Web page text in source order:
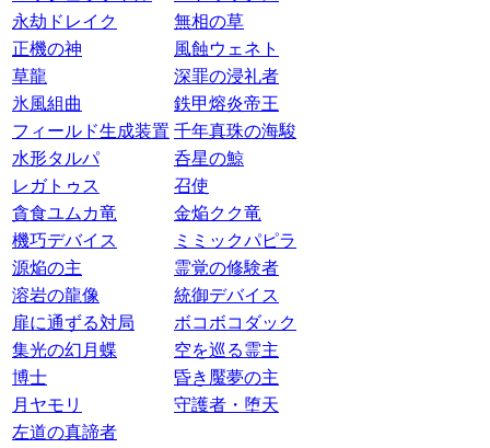
永劫ドレイク
無相の草
正機の神
風蝕ウェネト
草龍
深罪の浸礼者
氷風組曲
鉄甲熔炎帝王
フィールド生成装置 千年真珠の海駿
水形タルパ
呑星の鯨
レガトゥス
召使
貪食ユムカ竜
金焔クク竜
機巧デバイス
ミミックパピラ
源焔の主
霊覚の修験者
溶岩の龍像
統御デバイス
扉に通ずる対局
ボコボコダック
集光の幻月蝶
空を巡る霊主
博士
昏き魘夢の主
月ヤモリ
守護者・堕天
左道の真諦者